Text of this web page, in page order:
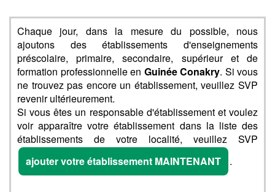
Chaque jour, dans la mesure du possible, nous
ajoutons des établissements d'enseignements
préscolaire, primaire, secondaire, supérieur et de
formation professionnelle en Guinée Conakry. Si vous
ne trouvez pas encore un établissement, veuillez SVP
revenir ultérieurement.
Si vous êtes un responsable d'établissement et voulez
voir apparaître votre établissement dans la liste des
établissements de votre localité, veuillez SVP
ajouter votre établissement MAINTENANT
.